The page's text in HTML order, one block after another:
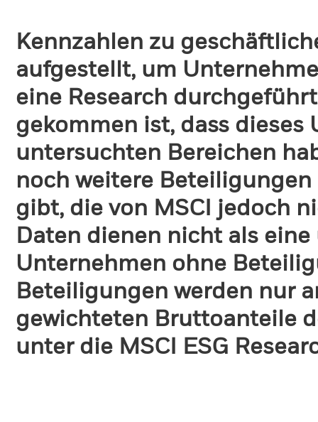
Kennzahlen zu
aufgestellt, um
eine Research
gekommen ist, dass
untersuchten Bereichen
noch weitere
gibt, die von MSCI jedoch
Daten dienen nicht als
Unternehmen ohne
Beteiligungen werden nur
gewichteten Bruttoanteile
unter die MSCI ESG